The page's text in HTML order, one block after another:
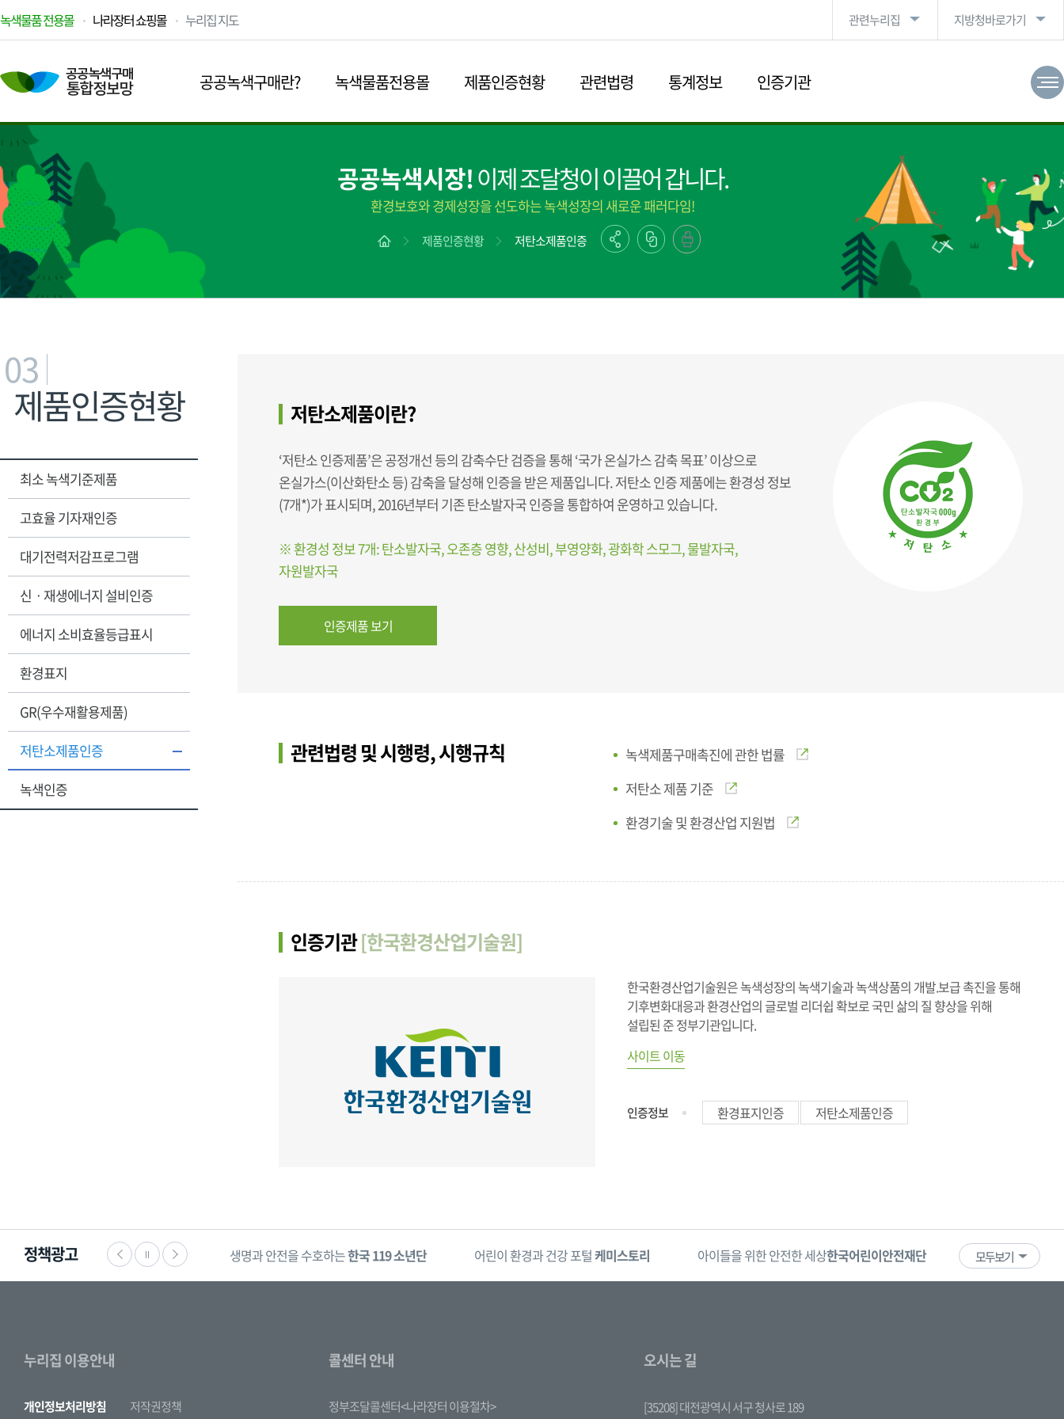
녹색물품 전용몰 나라장터 쇼핑몰 누리집 지도 관련누리집 지방청바로가기
공공녹색구매란? 녹색물품전용몰 제품인증현황 관련법령 통계정보 인증기관
공공녹색시장!이제 조달청이 이끌어 갑니다.
환경보호와 경제성장을 선도하는 녹색성장의 새로운 패러다임!
제품인증현황 저탄소제품인증
03
제품인증현황
최소 녹색기준제품
고효율 기자재인증
대기전력저감프로그램
신ㆍ재생에너지 설비인증
에너지 소비효율등급표시
환경표지
GR(우수재활용제품)
저탄소제품인증
녹색인증
저탄소제품이란?
‘저탄소 인증제품’은 공정개선 등의 감축수단 검증을 통해 ‘국가 온실가스 감축 목표’ 이상으로
온실가스(이산화탄소 등) 감축을 달성해 인증을 받은 제품입니다. 저탄소 인증 제품에는 환경성 정보
(7개*)가 표시되며, 2016년부터 기존 탄소발자국 인증을 통합하여 운영하고 있습니다.
※ 환경성 정보 7개: 탄소발자국, 오존층 영향, 산성비, 부영양화, 광화학 스모그, 물발자국,
자원발자국
인증제품 보기
관련법령 및 시행령, 시행규칙
녹색제품구매촉진에 관한 법률
저탄소 제품 기준
환경기술 및 환경산업 지원법
인증기관[한국환경산업기술원]
한국환경산업기술원은 녹색성장의 녹색기술과 녹색상품의 개발.보급 촉진을 통해
기후변화대응과 환경산업의 글로벌 리더쉽 확보로 국민 삶의 질 향상을 위해
설립된 준 정부기관입니다.
사이트 이동
인증정보 환경표지인증 저탄소제품인증
정책광고 생명과 안전을 수호하는한국 119 소년단 어린이 환경과 건강 포털케미스토리 아이들을 위한 안전한 세상한국어린이안전재단 어린이·청소년
모두보기
누리집 이용안내
개인정보처리방침 저작권정책
콜센터 안내
정부조달콜센터<나라장터 이용절차>
오시는 길
[35208] 대전광역시 서구 청사로 189